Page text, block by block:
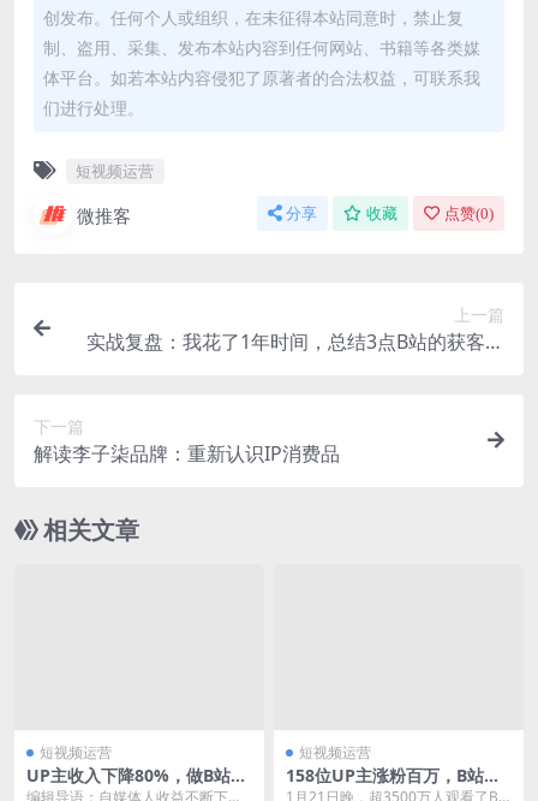
创发布。任何个人或组织，在未征得本站同意时，禁止复
制、盗用、采集、发布本站内容到任何网站、书籍等各类媒
体平台。如若本站内容侵犯了原著者的合法权益，可联系我
们进行处理。
短视频运营
微推客 分享 收藏 点赞(0)
上一篇
实战复盘：我花了1年时间，总结3点B站的获客方
下一篇
解读李子柒品牌：重新认识IP消费品
相关文章
短视频运营
UP主收入下降80%，做B站不
香了？
短视频运营
158位UP主涨粉百万，B站的2
021被知识和鬼畜占领